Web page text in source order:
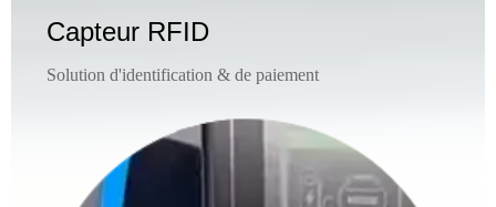
Capteur RFID
Solution d'identification & de paiement